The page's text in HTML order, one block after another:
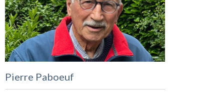
Pierre Paboeuf